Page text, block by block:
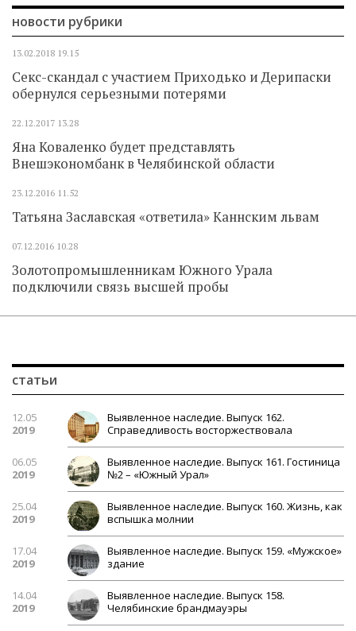
новости рубрики
13.02.2018 19.15
Секс-скандал с участием Приходько и Дерипаски
обернулся серьезными потерями
22.12.2017 13.28
Яна Коваленко будет представлять
Внешэкономбанк в Челябинской области
23.12.2016 11.52
Татьяна Заславская «ответила» Каннским львам
07.12.2016 10.28
Золотопромышленникам Южного Урала
подключили связь высшей пробы
статьи
12.05
2019
Выявленное наследие. Выпуск 162.
Справедливость восторжествовала
06.05
2019
Выявленное наследие. Выпуск 161. Гостиница
№2 – «Южный Урал»
25.04
2019
Выявленное наследие. Выпуск 160. Жизнь, как
вспышка молнии
17.04
2019
Выявленное наследие. Выпуск 159. «Мужское»
здание
14.04
2019
Выявленное наследие. Выпуск 158.
Челябинские брандмауэры